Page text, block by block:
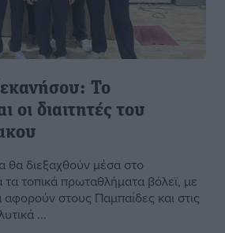
Το
οι διαιτητές του
θα διεξαχθούν μέσα στο
τα τοπικά πρωταθλήματα βόλεϊ, με
αφορούν στους Παμπαίδες και στις
...